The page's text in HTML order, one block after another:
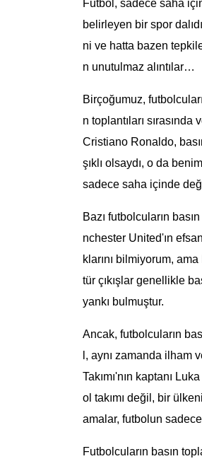
Futbol, sadece saha
belirleyen bir spor
ni ve hatta bazen
n unutulmaz alıntılar…
Birçoğumuz,
n toplantıları
Cristiano Ronaldo,
şıklı olsaydı, o da
sadece saha içinde
Bazı futbolcuların
nchester United'ın
klarını bilmiyorum,
tür çıkışlar genellikle
yankı bulmuştur.
Ancak, futbolcuların
l, aynı zamanda ilham
Takımı'nın kaptanı
ol takımı değil, bir
amalar, futbolun sadece
Futbolcuların basın